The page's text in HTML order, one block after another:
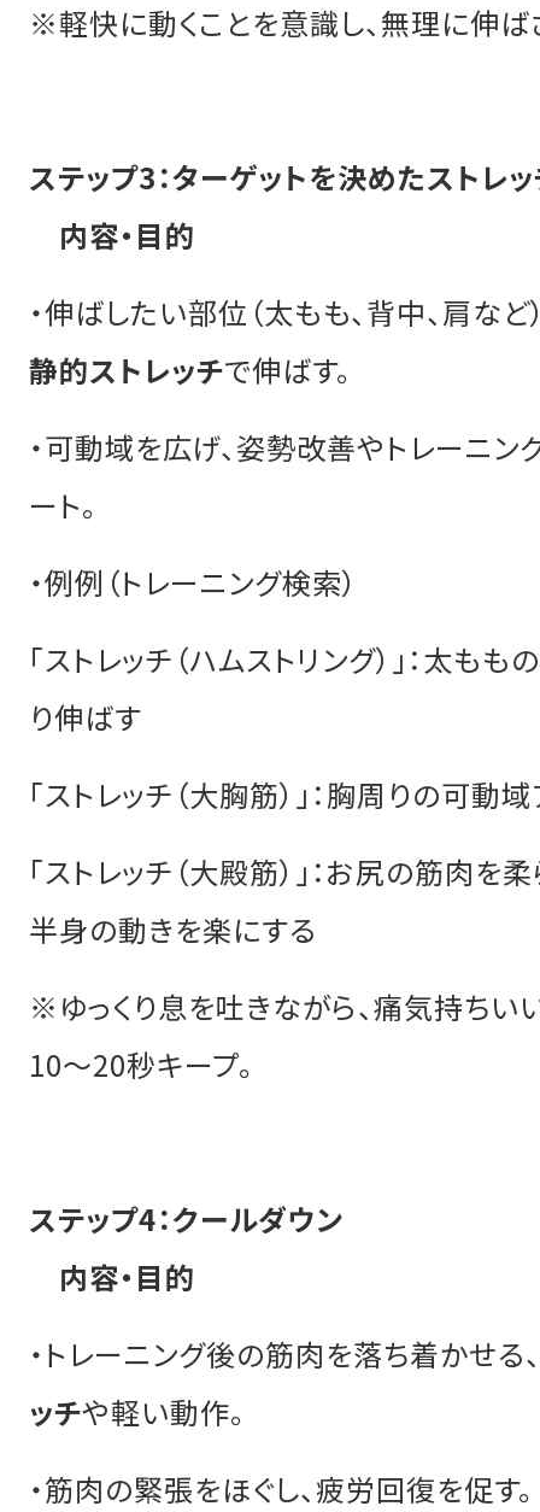
※軽快に動くことを意識し、無理に伸ば
ステップ3：ターゲットを決めたストレ
内容・目的
・伸ばしたい部位（太もも、背中、肩な
静的ストレッチで伸ばす。
・可動域を広げ、姿勢改善やトレーニン
ート。
・例例（トレーニング検索）
「ストレッチ（ハムストリング）」：太もも
り伸ばす
「ストレッチ（大胸筋）」：胸周りの可動
「ストレッチ（大殿筋）」：お尻の筋肉を
半身の動きを楽にする
※ゆっくり息を吐きながら、痛気持ちい
10〜20秒キープ。
ステップ4：クールダウン
内容・目的
・トレーニング後の筋肉を落ち着かせる、
ッチや軽い動作。
・筋肉の緊張をほぐし、疲労回復を促す。